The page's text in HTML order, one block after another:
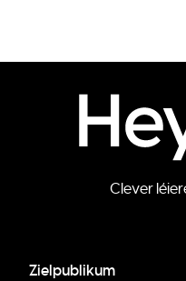
Clever
Zielpublikum